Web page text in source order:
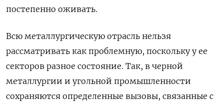
постепенно оживать.
Всю металлургическую отрасль нельзя
рассматривать как проблемную, поскольку у ее
секторов разное состояние. Так, в черной
металлургии и угольной промышленности
сохраняются определенные вызовы, связанные с